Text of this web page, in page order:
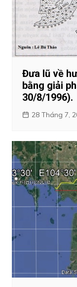
Đưa lũ về
bằng giải
30/8/1996).
28 Tháng 7,